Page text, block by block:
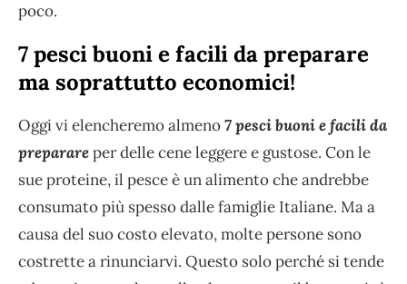
poco.
7 pesci buoni e facili da preparare
ma soprattutto economici!
Oggi vi elencheremo almeno7 pesci buoni e facili da
preparareper delle cene leggere e gustose. Con le
sue proteine, il pesce è un alimento che andrebbe
consumato più spesso dalle famiglie Italiane. Ma a
causa del suo costo elevato, molte persone sono
costrette a rinunciarvi. Questo solo perché si tende